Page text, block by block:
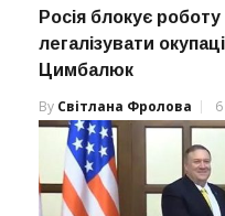
Росія блокує
легалізувати
Цимбалюк
By Світлана Фролова